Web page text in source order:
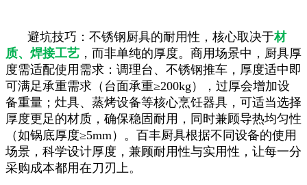
避坑技巧：不锈钢厨具的耐用性，核心取决于材
质、焊接工艺 ，而非单纯的厚度。商用场景中，厨具厚
度需适配使用需求：调理台、不锈钢推车，厚度适中即
可满足承重需求（台面承重≥200kg），过厚会增加设
备重量；灶具、蒸烤设备等核心烹饪器具，可适当选择
厚度更足的材质，确保稳固耐用，同时兼顾导热均匀性
（如锅底厚度≥5mm）。百丰厨具根据不同设备的使用
场景，科学设计厚度，兼顾耐用性与实用性，让每一分
采购成本都用在刀刃上。